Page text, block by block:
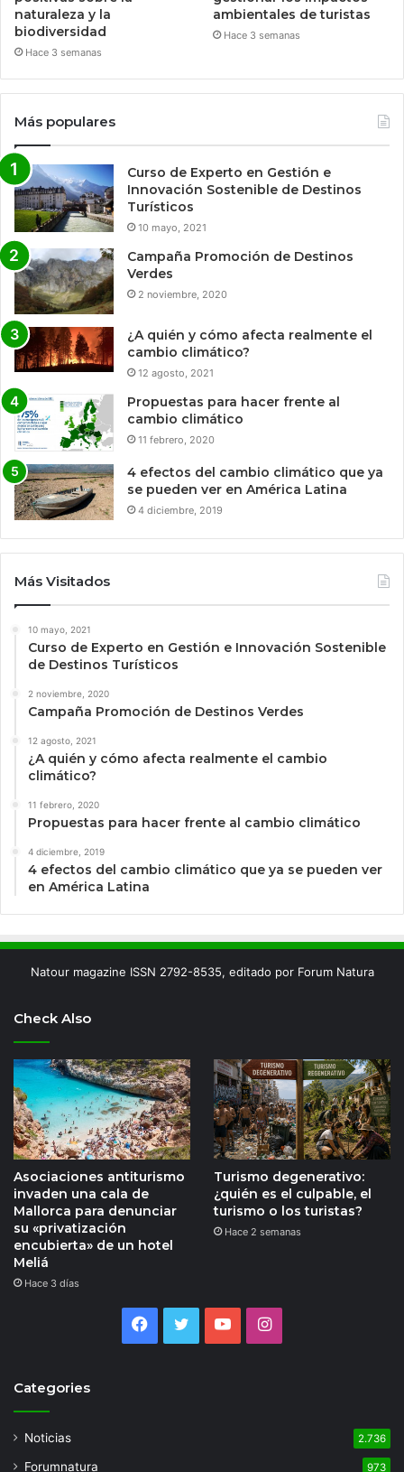
naturaleza y la
biodiversidad
Hace 3 semanas
ambientales de turistas
Hace 3 semanas
Más populares
Curso de Experto en Gestión e
Innovación Sostenible de Destinos
Turísticos
10 mayo, 2021
Campaña Promoción de Destinos
Verdes
2 noviembre, 2020
¿A quién y cómo afecta realmente el
cambio climático?
12 agosto, 2021
Propuestas para hacer frente al
cambio climático
11 febrero, 2020
4 efectos del cambio climático que ya
se pueden ver en América Latina
4 diciembre, 2019
Más Visitados
10 mayo, 2021
Curso de Experto en Gestión e Innovación Sostenible
de Destinos Turísticos
2 noviembre, 2020
Campaña Promoción de Destinos Verdes
12 agosto, 2021
¿A quién y cómo afecta realmente el cambio
climático?
11 febrero, 2020
Propuestas para hacer frente al cambio climático
4 diciembre, 2019
4 efectos del cambio climático que ya se pueden ver
en América Latina
Natour magazine ISSN 2792-8535, editado por Forum Natura
Check Also
Asociaciones antiturismo
invaden una cala de
Mallorca para denunciar
su «privatización
encubierta» de un hotel
Meliá
Hace 3 días
Turismo degenerativo:
¿quién es el culpable, el
turismo o los turistas?
Hace 2 semanas
Facebook
TwitterYouTubeInstagram
Categories
Noticias 2.736
Forumnatura 973